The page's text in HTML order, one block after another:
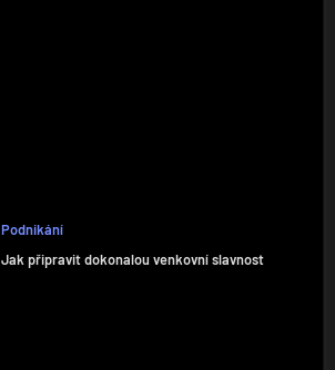
Podnikání
Jak připravit dokonalou venkovní slavnost